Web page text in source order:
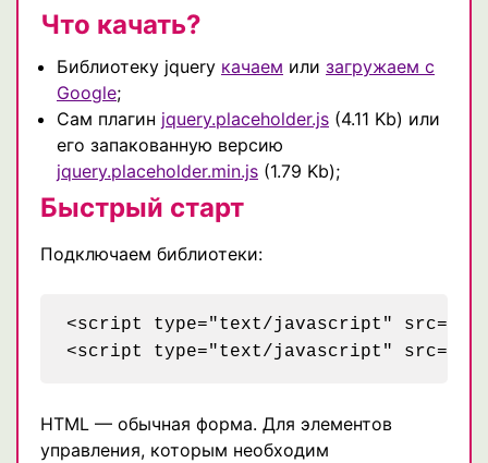
Что качать?
Библиотеку jquery качаем или загружаем с
Google;
Cам плагин jquery.placeholder.js (4.11 Kb) или
его запакованную версию
jquery.placeholder.min.js (1.79 Kb);
Быстрый старт
Подключаем библиотеки:
<script type="text/javascript"
HTML — обычная форма. Для элементов
управления, которым необходим